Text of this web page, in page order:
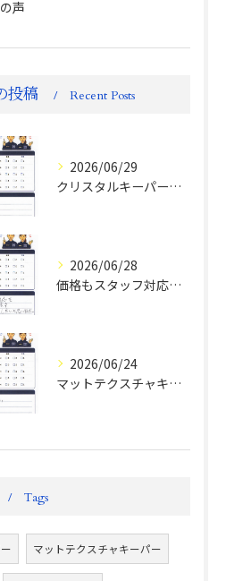
声
投稿 Recent Posts
2026/06/29
クリスタルキーパー評判
2026/06/28
価格もスタッフ対応も大変満足！ランドクルーザーFJお客様の声
2026/06/24
マットテクスチャキーパー施工後のお客様の声
Tags
マットテクスチャキーパー